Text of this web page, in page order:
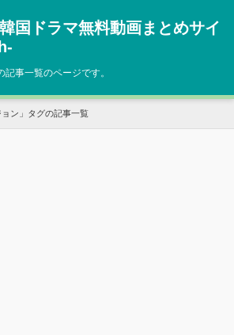
国ドラマ無料動画まとめサイ
記事一覧のページです。
ン 」タグの記事一覧